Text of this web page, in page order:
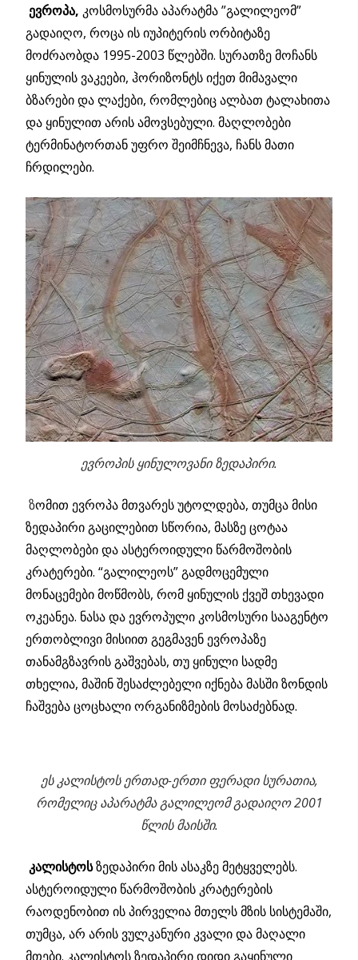
ევროპა, კოსმოსურმა აპარატმა ”გალილეომ”
გადაიღო, როცა ის იუპიტერის ორბიტაზე
მოძრაობდა 1995-2003 წლებში. სურათზე მოჩანს
ყინულის ვაკეები, ჰორიზონტს იქეთ მიმავალი
ბზარები და ლაქები, რომლებიც ალბათ ტალახითა
და ყინულით არის ამოვსებული. მაღლობები
ტერმინატორთან უფრო შეიმჩნევა, ჩანს მათი
ჩრდილები.
ევროპის ყინულოვანი ზედაპირი.
ზომით ევროპა მთვარეს უტოლდება, თუმცა მისი
ზედაპირი გაცილებით სწორია, მასზე ცოტაა
მაღლობები და ასტეროიდული წარმოშობის
კრატერები. “გალილეოს” გადმოცემული
მონაცემები მოწმობს, რომ ყინულის ქვეშ თხევადი
ოკეანეა. ნასა და ევროპული კოსმოსური სააგენტო
ერთობლივი მისიით გეგმავენ ევროპაზე
თანამგზავრის გაშვებას, თუ ყინული სადმე
თხელია, მაშინ შესაძლებელი იქნება მასში ზონდის
ჩაშვება ცოცხალი ორგანიზმების მოსაძებნად.
ეს კალისტოს ერთად-ერთი ფერადი სურათია,
რომელიც აპარატმა გალილეომ გადაიღო 2001
წლის მაისში.
კალისტოსზედაპირი მის ასაკზე მეტყველებს.
ასტეროიდული წარმოშობის კრატერების
რაოდენობით ის პირველია მთელს მზის სისტემაში,
თუმცა, არ არის ვულკანური კვალი და მაღალი
მთები. კალისტოს ზედაპირი დიდი გაყინული